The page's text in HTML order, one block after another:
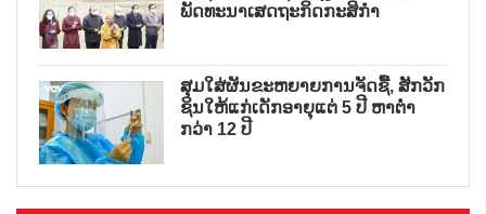
ພັດທະນາເສດຖະກິດກະສິກຳ
ສຸມໃສ່ຜັນຂະຫຍາຍການຈັດຊື້, ສັກວັກ
ຊິນໃຫ້ແກ່ເດັກອາຍຸແຕ່ 5 ປີ ຫາຕ່ຳ
ກວ່າ 12 ປີ